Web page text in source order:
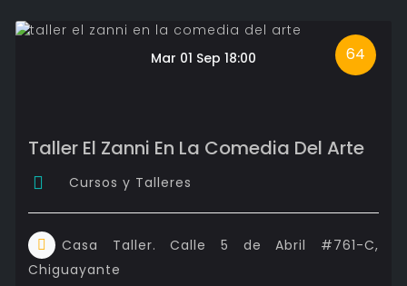
64
Mar 01 Sep 18:00
Taller El Zanni En La Comedia Del Arte
Cursos y Talleres
Casa Taller. Calle 5 de Abril #761-C,
Chiguayante